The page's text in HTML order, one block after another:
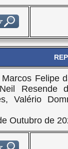
Marcos Felipe
Resende
Valério
Outubro de